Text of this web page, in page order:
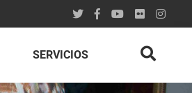
SERVICIOS